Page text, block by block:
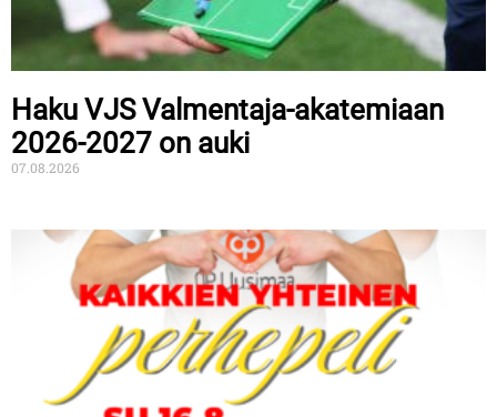
Haku VJS Valmentaja-akatemiaan
2026-2027 on auki
07.08.2026